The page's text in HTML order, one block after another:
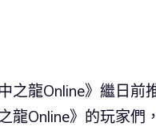
之龍Online》繼日
龍Online》的玩家們